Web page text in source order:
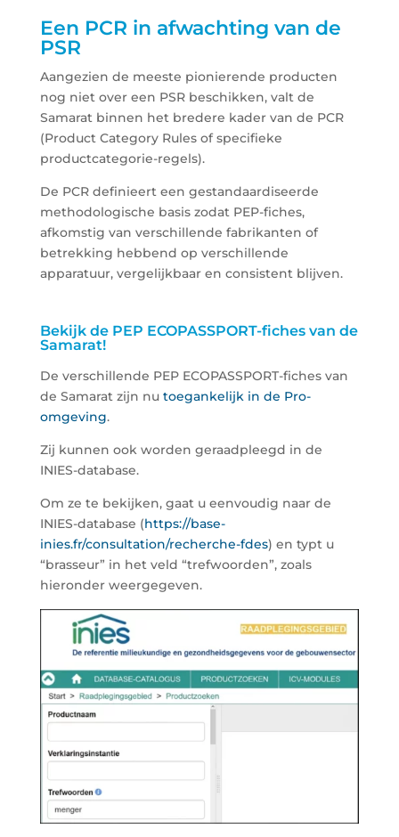
Een PCR in afwachting van de
PSR
Aangezien de meeste pionierende producten
nog niet over een PSR beschikken, valt de
Samarat binnen het bredere kader van de PCR
(Product Category Rules of specifieke
productcategorie-regels).
De PCR definieert een gestandaardiseerde
methodologische basis zodat PEP-fiches,
afkomstig van verschillende fabrikanten of
betrekking hebbend op verschillende
apparatuur, vergelijkbaar en consistent blijven.
Bekijk de PEP ECOPASSPORT-fiches van de
Samarat!
De verschillende PEP ECOPASSPORT-fiches van
de Samarat zijn nu toegankelijk in de Pro-
omgeving.
Zij kunnen ook worden geraadpleegd in de
INIES-database.
Om ze te bekijken, gaat u eenvoudig naar de
INIES-database (https://base-
inies.fr/consultation/recherche-fdes) en typt u
“brasseur” in het veld “trefwoorden”, zoals
hieronder weergegeven.